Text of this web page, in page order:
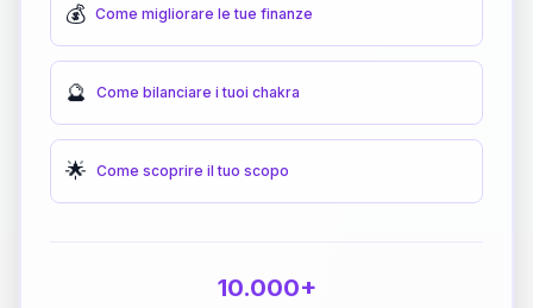
💰 Come migliorare le tue finanze
🔮 Come bilanciare i tuoi chakra
🌟 Come scoprire il tuo scopo
10.000+